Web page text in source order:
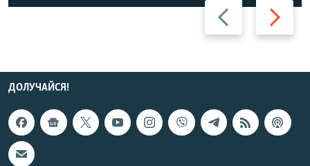
Назад Вперед
ДОЛУЧАЙСЯ!